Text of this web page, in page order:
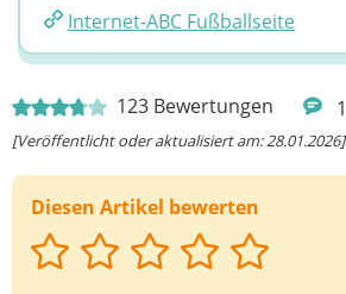
123 Bewertungen 1
[Veröffentlicht oder aktualisiert am: 28.01.2026]
Diesen Artikel bewerten
Internet-ABC Fußballseite